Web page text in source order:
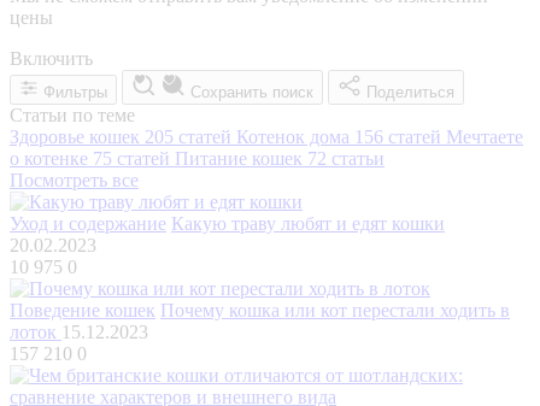
цены
Включить
Фильтры Сохранить поиск Поделиться
Статьи по теме
Здоровье кошек 205 статей Котенок дома 156 статей Мечтаете
о котенке 75 статей Питание кошек 72 статьи
Посмотреть все
Уход и содержание Какую траву любят и едят кошки
20.02.2023
10 975 0
Поведение кошек Почему кошка или кот перестали ходить в
лоток 15.12.2023
157 210 0